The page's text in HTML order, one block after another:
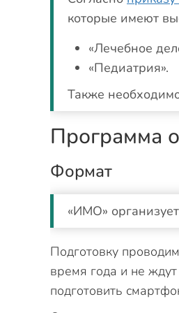
которые имеют
«Лечебное
«Педиатрия».
Также
Программа
Формат
«ИМО»
Подготовку
время года и не
подготовить